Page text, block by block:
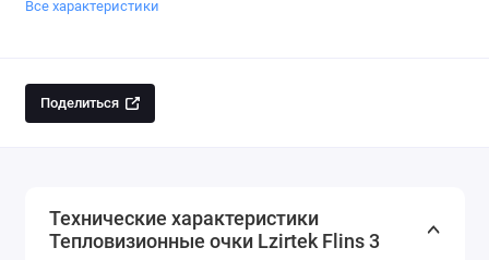
Все характеристики
Поделиться
Технические характеристики
Тепловизионные очки Lzirtek Flins 3